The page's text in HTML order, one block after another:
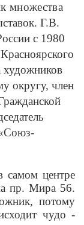
множества
Г.В.
с 1980
художников
округу, член
самом центре
пр. Мира 56.
потому
чудо -